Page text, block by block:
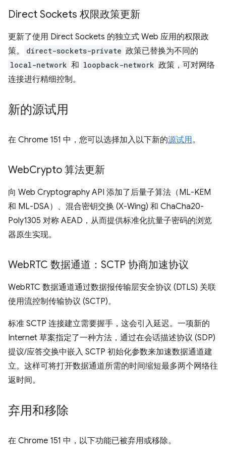
Direct Sockets 权限政策更新
更新了使用 Direct Sockets 的独立式 Web 应用的权限政
策。
direct-sockets-private 政策已替换为不同的
local-network 和 loopback-network 政策，可对网络
连接进行精细控制。
新的源试用
在 Chrome 151 中，您可以选择加入以下新的源试用。
WebCrypto 算法更新
向 Web Cryptography API 添加了后量子算法（ML-KEM
和 ML-DSA）、混合密钥交换 (X-Wing) 和 ChaCha20-
Poly1305 对称 AEAD，从而提供标准化抗量子密码的浏览
器原生实现。
WebRTC 数据通道：SCTP 协商加速协议
WebRTC 数据通道通过数据报传输层安全协议 (DTLS) 关联
使用流控制传输协议 (SCTP)。
标准 SCTP 连接建立需要握手，这会引入延迟。一项新的
Internet 草案指定了一种方法，通过在会话描述协议 (SDP)
提议/应答交换中嵌入 SCTP 初始化参数来加速数据通道建
立。这样可将打开数据通道所需的时间缩短最多两个网络往
返时间。
弃用和移除
在 Chrome 151 中，以下功能已被弃用或移除。